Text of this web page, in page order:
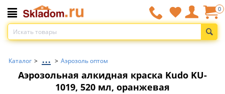
0
Каталог > ... > Аэрозоль оптом
Аэрозольная алкидная краска Kudo KU-
1019, 520 мл, оранжевая